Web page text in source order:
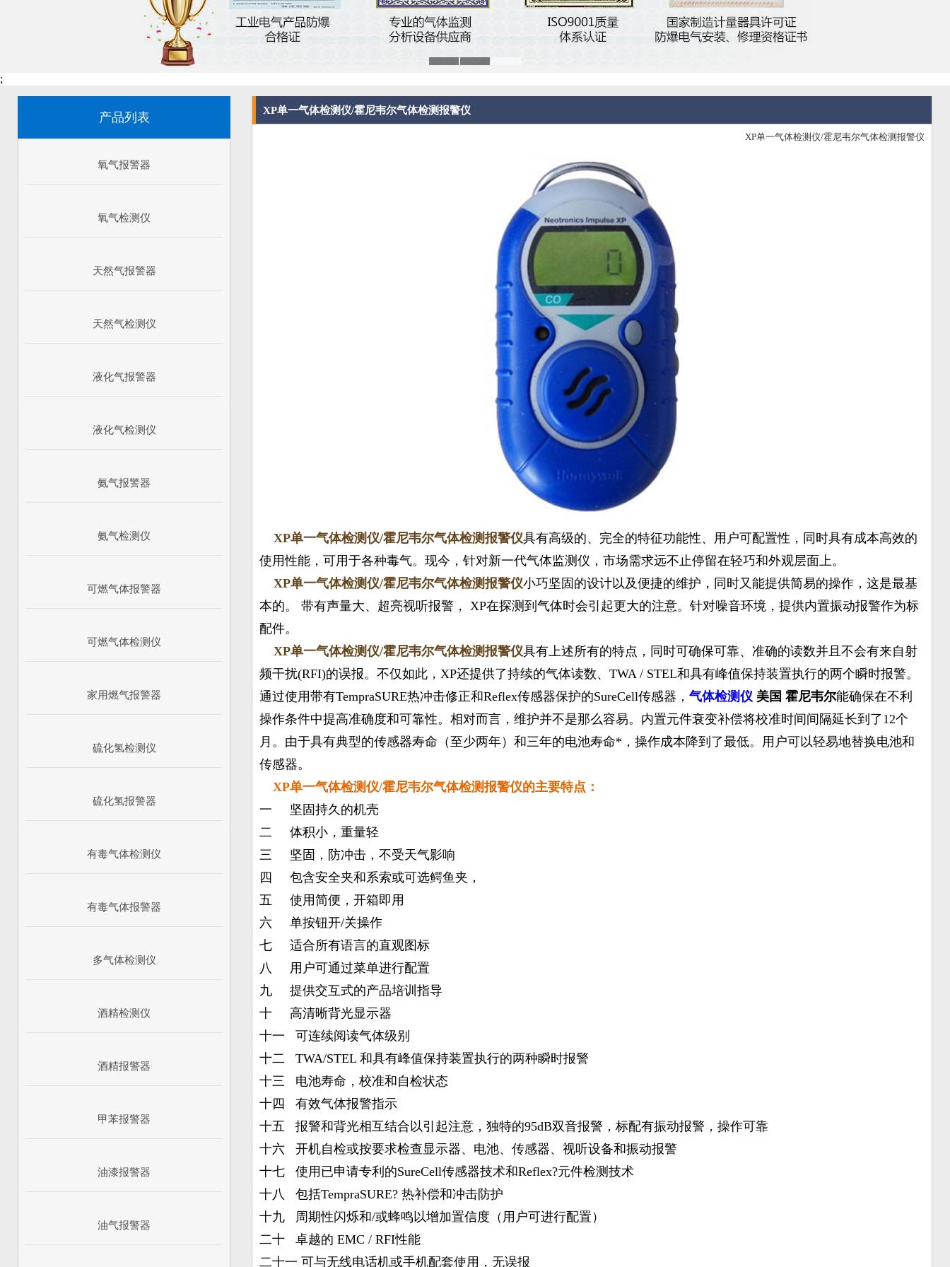
3
;
产品列表
氧气报警器
氧气检测仪
天然气报警器
天然气检测仪
液化气报警器
液化气检测仪
氨气报警器
氨气检测仪
可燃气体报警器
可燃气体检测仪
家用燃气报警器
硫化氢检测仪
硫化氢报警器
有毒气体检测仪
有毒气体报警器
多气体检测仪
酒精检测仪
酒精报警器
甲苯报警器
油漆报警器
油气报警器
XP单一气体检测仪/霍尼韦尔气体检测报警仪
XP单一气体检测仪/霍尼韦尔气体检测报警仪
XP单一气体检测仪/霍尼韦尔气体检测报警仪具有高级的、完全的特征功能性、用户可配置性，同时具有成本高效的
使用性能，可用于各种毒气。现今，针对新一代气体监测仪，市场需求远不止停留在轻巧和外观层面上。
XP单一气体检测仪/霍尼韦尔气体检测报警仪小巧坚固的设计以及便捷的维护，同时又能提供简易的操作，这是最基
本的。 带有声量大、超亮视听报警， XP在探测到气体时会引起更大的注意。针对噪音环境，提供内置振动报警作为标
配件。
XP单一气体检测仪/霍尼韦尔气体检测报警仪具有上述所有的特点，同时可确保可靠、准确的读数并且不会有来自射
频干扰(RFI)的误报。不仅如此，XP还提供了持续的气体读数、TWA / STEL和具有峰值保持装置执行的两个瞬时报警。
通过使用带有TempraSURE热冲击修正和Reflex传感器保护的SureCell传感器， 气体检测仪 美国 霍尼韦尔能确保在不利
操作条件中提高准确度和可靠性。相对而言，维护并不是那么容易。内置元件衰变补偿将校准时间间隔延长到了12个
月。由于具有典型的传感器寿命（至少两年）和三年的电池寿命*，操作成本降到了最低。用户可以轻易地替换电池和
传感器。
XP单一气体检测仪/霍尼韦尔气体检测报警仪的主要特点：
一 坚固持久的机壳
二 体积小，重量轻
三 坚固，防冲击，不受天气影响
四 包含安全夹和系索或可选鳄鱼夹，
五 使用简便，开箱即用
六 单按钮开/关操作
七 适合所有语言的直观图标
八 用户可通过菜单进行配置
九 提供交互式的产品培训指导
十 高清晰背光显示器
十一 可连续阅读气体级别
十二 TWA/STEL 和具有峰值保持装置执行的两种瞬时报警
十三 电池寿命，校准和自检状态
十四 有效气体报警指示
十五 报警和背光相互结合以引起注意，独特的95dB双音报警，标配有振动报警，操作可靠
十六 开机自检或按要求检查显示器、电池、传感器、视听设备和振动报警
十七 使用已申请专利的SureCell传感器技术和Reflex?元件检测技术
十八 包括TempraSURE? 热补偿和冲击防护
十九 周期性闪烁和/或蜂鸣以增加置信度（用户可进行配置）
二十 卓越的 EMC / RFI性能
二十一 可与无线电话机或手机配套使用，无误报